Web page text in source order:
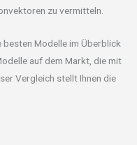
zu vermitteln.
Modelle im Überblick
auf dem Markt, die mit
Vergleich stellt Ihnen die